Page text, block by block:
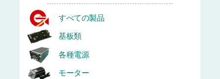
すべての製品
基板類
各種電源
モーター